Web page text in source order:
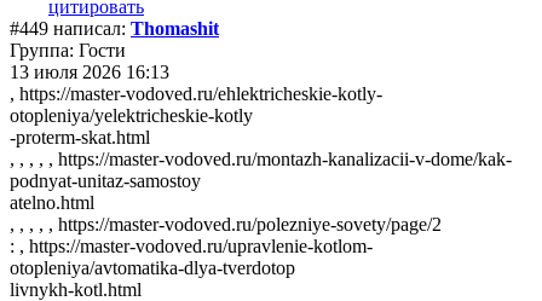
цитировать
#449 написал: Thomashit
Группа: Гости
13 июля 2026 16:13
, https://master-vodoved.ru/ehlektricheskie-kotly-
otopleniya/yelektricheskie-kotly
-proterm-skat.html
, , , , , https://master-vodoved.ru/montazh-kanalizacii-v-dome/kak-
podnyat-unitaz-samostoy
atelno.html
, , , , , https://master-vodoved.ru/polezniye-sovety/page/2
: , https://master-vodoved.ru/upravlenie-kotlom-
otopleniya/avtomatika-dlya-tverdotop
livnykh-kotl.html